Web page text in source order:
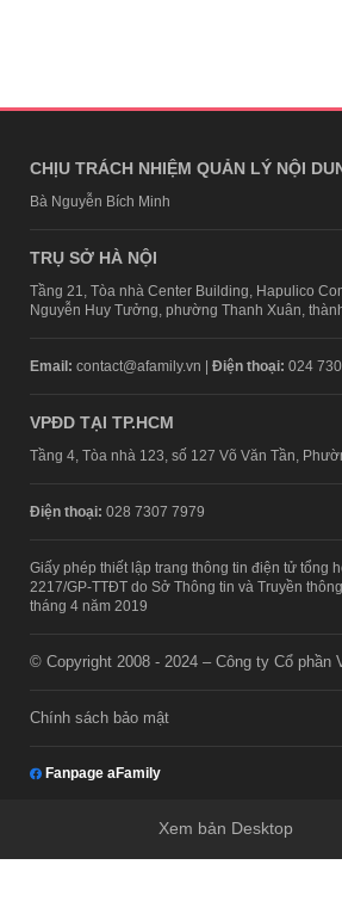
CHỊU TRÁCH NHIỆM QUẢN LÝ NỘI
Bà Nguyễn Bích Minh
TRỤ SỞ HÀ NỘI
Tầng 21, Tòa nhà Center Building, Hapulico
Nguyễn Huy Tưởng, phường Thanh Xuân,
Email: contact@afamily.vn | Điện thoại: 024
VPĐD TẠI TP.HCM
Tầng 4, Tòa nhà 123, số 127 Võ Văn Tần,
Điện thoại: 028 7307 7979
Giấy phép thiết lập trang thông tin điện tử tổng
2217/GP-TTĐT do Sở Thông tin và Truyền
tháng 4 năm 2019
© Copyright 2008 - 2024 – Công ty Cổ phần
Chính sách bảo mật
Fanpage aFamily
Xem bản Desktop